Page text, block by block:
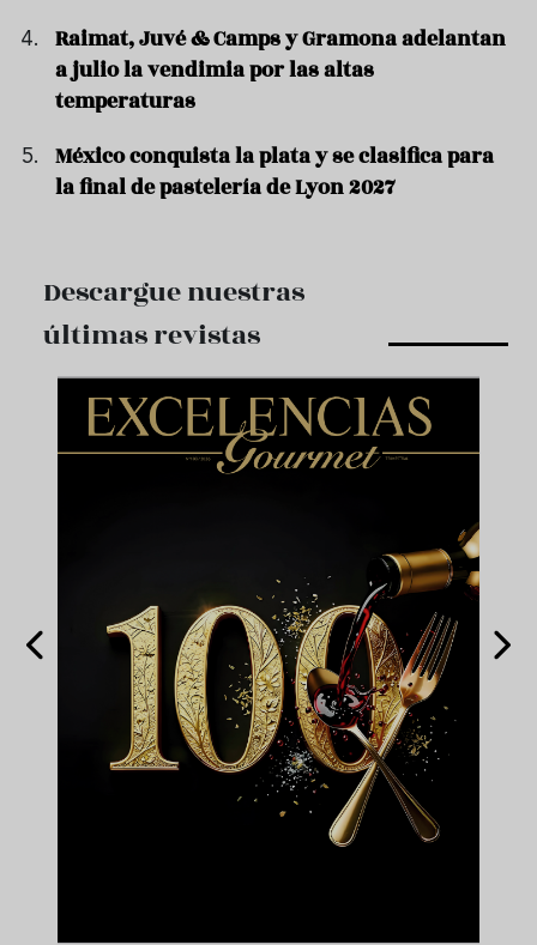
Raimat, Juvé & Camps y Gramona adelantan
a julio la vendimia por las altas
temperaturas
México conquista la plata y se clasifica para
la final de pastelería de Lyon 2027
Descargue nuestras
últimas revistas